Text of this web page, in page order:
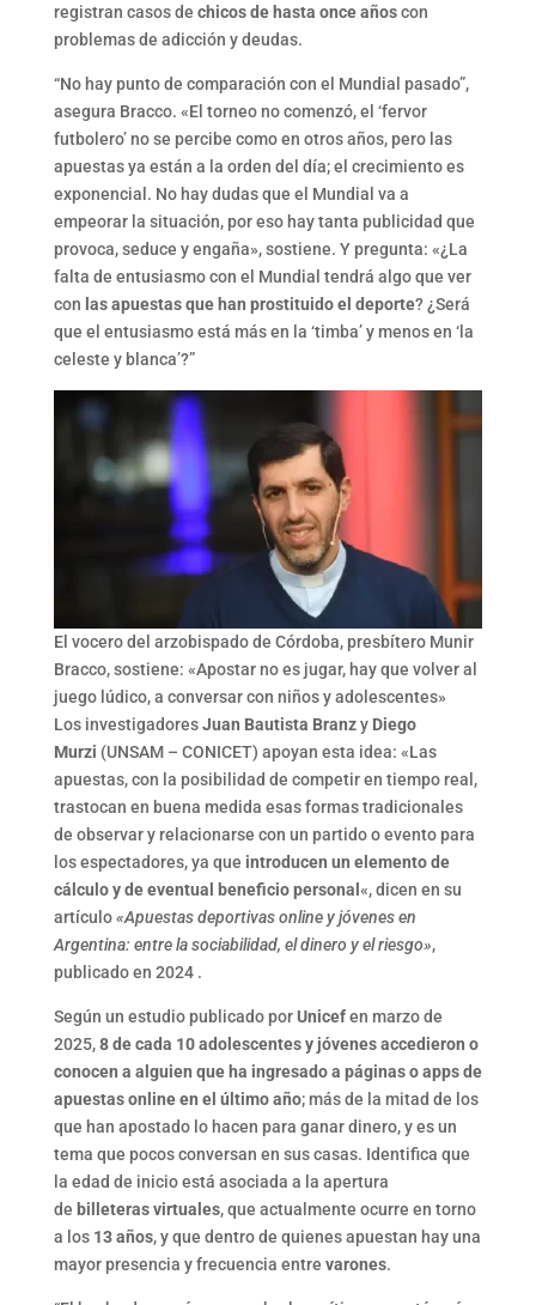
registran casos de chicos de hasta once añoscon
problemas de adicción y deudas.
“No hay punto de comparación con el Mundial pasado”,
asegura Bracco. «El torneo no comenzó, el ‘fervor
futbolero’ no se percibe como en otros años, pero las
apuestas ya están a la orden del día; el crecimiento es
exponencial. No hay dudas que el Mundial va a
empeorar la situación, por eso hay tanta publicidad que
provoca, seduce y engaña», sostiene. Y pregunta: «¿La
falta de entusiasmo con el Mundial tendrá algo que ver
con las apuestas que han prostituido el deporte? ¿Será
que el entusiasmo está más en la ‘timba’ y menos en ‘la
celeste y blanca’?”
El vocero del arzobispado de Córdoba, presbítero Munir
Bracco, sostiene: «Apostar no es jugar, hay que volver al
juego lúdico, a conversar con niños y adolescentes»
Los investigadoresJuan Bautista BranzyDiego
Murzi (UNSAM – CONICET) apoyan esta idea: «Las
apuestas, con la posibilidad de competir en tiempo real,
trastocan en buena medida esas formas tradicionales
de observar y relacionarse con un partido o evento para
los espectadores, ya que introducen un elemento de
cálculo y de eventual beneficio personal «, dicen en su
artículo«Apuestas deportivas online y jóvenes en
Argentina: entre la sociabilidad, el dinero y el riesgo»,
publicado en 2024 .
Según un estudio publicado porUnicefen marzo de
2025,8 de cada 10 adolescentes y jóvenes accedieron o
conocen a alguien que ha ingresado a páginas o apps de
apuestas online en el último año; más de la mitad de los
que han apostado lo hacen para ganar dinero, y es un
tema que pocos conversan en sus casas. Identifica que
la edad de inicio está asociada a la apertura
de billeteras virtuales, que actualmente ocurre en torno
a los13 años, y que dentro de quienes apuestan hay una
mayor presencia y frecuencia entre varones.